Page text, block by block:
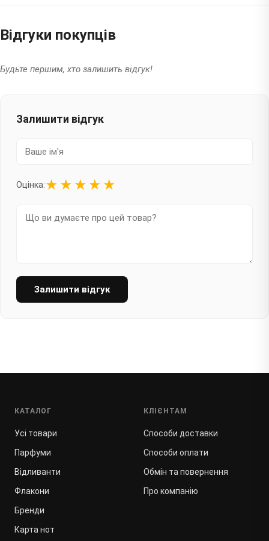
Відгуки покупців
Будьте першим, хто залишить відгук!
Залишити відгук
Оцінка:★ ★ ★ ★ ★
Залишити відгук
КАТАЛОГ
Усі товари
Парфуми
Відливанти
Флакони
Бренди
Карта нот
КЛІЄНТАМ
Способи доставки
Способи оплати
Обмін та повернення
Про компанію